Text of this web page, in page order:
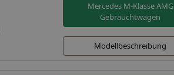
Mercedes M-Klasse AMG
Gebrauchtwagen
Modellbeschreibung